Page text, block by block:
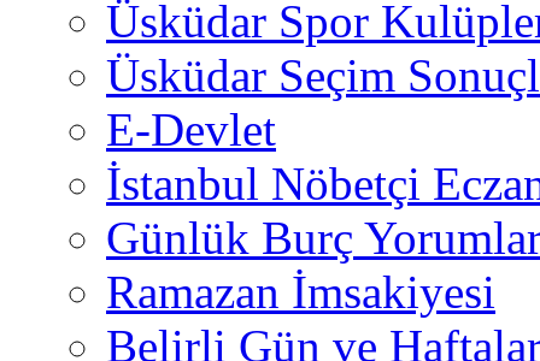
Üsküdar Spor
Üsküdar Seçim
E-Devlet
İstanbul Nöbetçi
Günlük Burç
Ramazan İmsakiyesi
Belirli Gün ve